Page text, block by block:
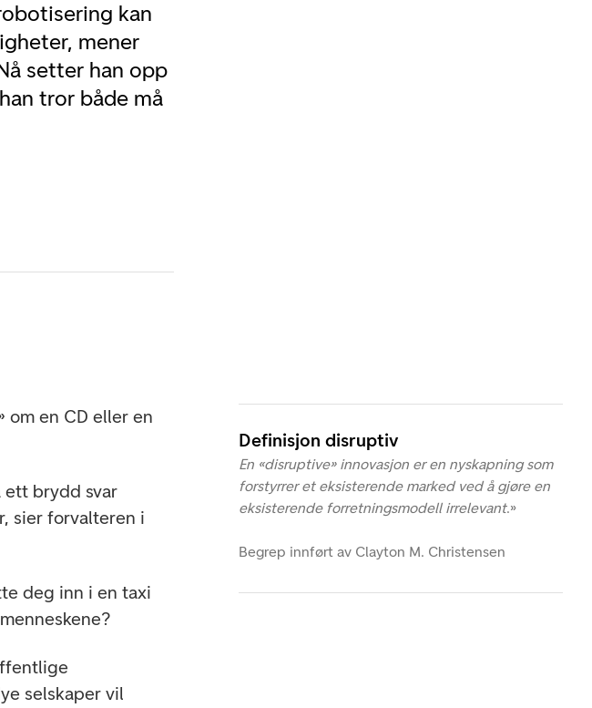
kan
mener
setter han opp
tror både må
om en CD eller en
ett brydd svar
sier forvalteren i
deg inn i en taxi
selskaper vil
Definisjon disruptiv
En «disruptive» innovasjon er en nyskapning som
forstyrrer et eksisterende marked ved å gjøre en
eksisterende forretningsmodell irrelevant.»
Begrep innført av Clayton M. Christensen